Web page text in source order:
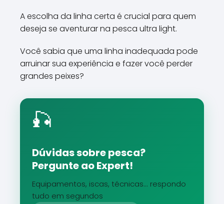
A escolha da linha certa é crucial para quem
deseja se aventurar na pesca ultra light.
Você sabia que uma linha inadequada pode
arruinar sua experiência e fazer você perder
grandes peixes?
🎣
Dúvidas sobre pesca?
Pergunte ao Expert!
Equipamentos, iscas, técnicas... respondo
tudo em segundos